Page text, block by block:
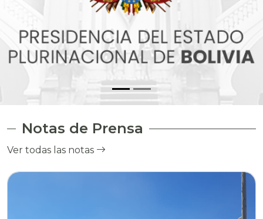
Notas de Prensa
Ver todas las notas